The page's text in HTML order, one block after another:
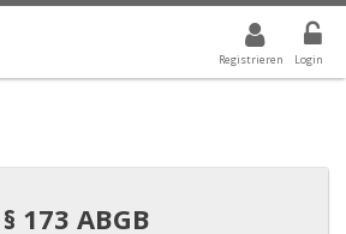
Registrieren Login
GEWÄHLTER WERT IST ALLE
§ 173 ABGB